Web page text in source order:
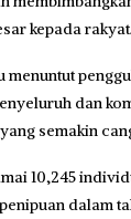
kepada rakyat.
menuntut
dan
semakin
10,245
dalam